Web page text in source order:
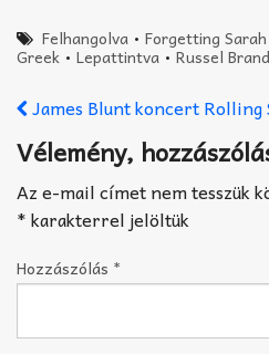
Felhangolva •Forgetting
Greek • Lepattintva • Russel Brand
James Blunt koncertRolling
Vélemény,
Az e-mail címet nem tesszük
*karakterrel jelöltük
Hozzászólás *